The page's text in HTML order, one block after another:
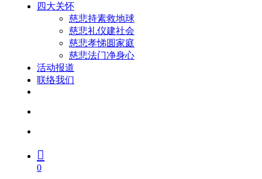
四大关怀
慈悲持素救地球
慈悲礼仪建社会
慈悲孝悌圆家庭
慈悲法门净身心
活动报道
联络我们
0